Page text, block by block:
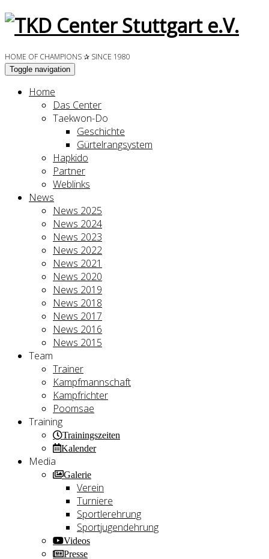
HOME OF CHAMPIONS ✰ SINCE 1980
Toggle navigation
Home
Das Center
Taekwon-Do
Geschichte
Gürtelrangsystem
Hapkido
Partner
Weblinks
News
News 2025
News 2024
News 2023
News 2022
News 2021
News 2020
News 2019
News 2018
News 2017
News 2016
News 2015
Team
Trainer
Kampfmannschaft
Kampfrichter
Poomsae
Training
Trainingszeiten
Kalender
Media
Galerie
Verein
Turniere
Sportlerehrung
Sportjugendehrung
Videos
Presse